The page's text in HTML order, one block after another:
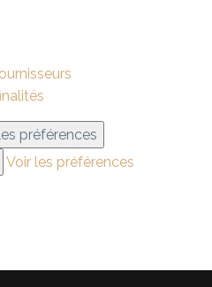
préférences
Voir les préférences